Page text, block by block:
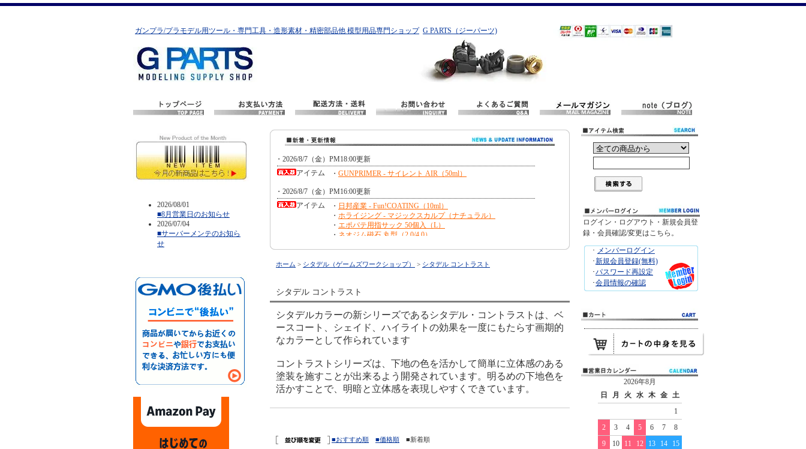
ガンプラ/プラモデル用ツール・専門工具・造形素材・精密部品他 模型用品専門ショップ G PARTS（ジーパーツ)
2026/08/01
■8月営業日のお知らせ
2026/07/04
■サーバーメンテのお知ら
せ
ホーム > シタデル（ゲームズワークショップ） > シタデル コントラスト
シタデル コントラスト
シタデルカラーの新シリーズであるシタデル・コントラストは、ベ
ースコート、シェイド、ハイライトの効果を一度にもたらす画期的
なカラーとして作られています
コントラストシリーズは、下地の色を活かして簡単に立体感のある
塗装を施すことが出来るよう開発されています。明るめの下地色を
活かすことで、明暗と立体感を表現しやすくできています。
■おすすめ順 ■価格順 ■新着順
ログイン・ログアウト・新規会員登
録・会員確認/変更はこちら。
･ メンバーログイン
･新規会員登録(無料)
･パスワード再設定
･会員情報の確認
2026年8月
日
月 火 水 木 金
土
1
2
3 4 5 6 7
8
9
10 11 12 13 14
15